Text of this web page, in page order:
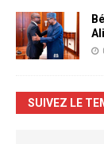
SUIVEZ LE